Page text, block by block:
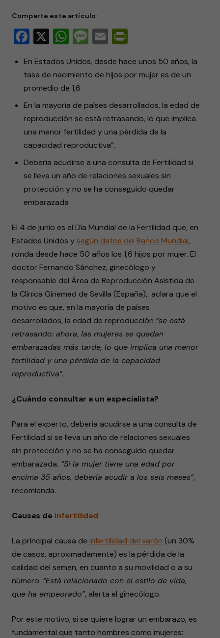
Comparte este artículo:
Facebook
X WhatsApp
Message
Email
En Estados Unidos, desde hace unos 50 años, la
tasa de nacimiento de hijos por mujer es de un
promedio de 1,6
En la mayoría de países desarrollados, la edad de
reproducción se está retrasando, lo que implica
una menor fertilidad y una pérdida de la
capacidad reproductiva”.
Debería acudirse a una consulta de Fertilidad si
se lleva un año de relaciones sexuales sin
protección y no se ha conseguido quedar
embarazada
El 4 de junio es el Día Mundial de la Fertilidad que, en
Estados Unidos ysegún datos del Banco Mundial,
ronda desde hace 50 años los 1,6 hijos por mujer. El
doctor Fernando Sánchez, ginecólogo y
responsable del Área de Reproducción Asistida de
la Clínica Ginemed de Sevilla (España), aclara que el
motivo es que, en la mayoría de países
desarrollados, la edad de reproducción “se está
retrasando: ahora, las mujeres se quedan
embarazadas más tarde, lo que implica una menor
fertilidad y una pérdida de la capacidad
reproductiva”.
¿Cuándo consultar a un especialista?
Para el experto, debería acudirse a una consulta de
Fertilidad si se lleva un año de relaciones sexuales
sin protección y no se ha conseguido quedar
embarazada. “Si la mujer tiene una edad por
encima 35 años, debería acudir a los seis meses”,
recomienda.
Causas de infertilidad
La principal causa de infertilidad del varón (un 30%
de casos, aproximadamente) es la pérdida de la
calidad del semen, en cuanto a su movilidad o a su
número. “Está relacionado con el estilo de vida,
que ha empeorado”, alerta el ginecólogo.
Por este motivo, si se quiere lograr un embarazo, es
fundamental que tanto hombres como mujeres: